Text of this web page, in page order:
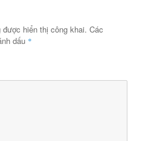
hiển thị công khai. Các
dấu *